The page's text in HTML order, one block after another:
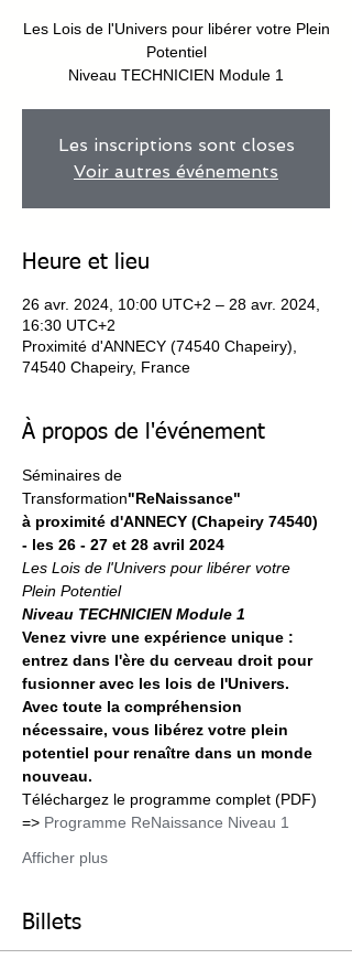
Les Lois de l'Univers pour libérer votre Plein
Potentiel
Niveau TECHNICIEN Module 1
Les inscriptions sont closes
Voir autres événements
Heure et lieu
26 avr. 2024, 10:00 UTC+2 – 28 avr. 2024,
16:30 UTC+2
Proximité d'ANNECY (74540 Chapeiry),
74540 Chapeiry, France
À propos de l'événement
Séminaires de
Transformation"ReNaissance"
à proximité d'ANNECY (Chapeiry 74540)
- les 26 - 27 et 28 avril 2024
Les Lois de l'Univers pour libérer votre
Plein Potentiel
Niveau TECHNICIEN Module 1
Venez vivre une expérience unique :
entrez dans l'ère du cerveau droit pour
fusionner avec les lois de l'Univers.
Avec toute la compréhension
nécessaire, vous libérez votre plein
potentiel pour renaître dans un monde
nouveau.
Téléchargez le programme complet (PDF)
=> Programme ReNaissance Niveau 1
Afficher plus
Billets